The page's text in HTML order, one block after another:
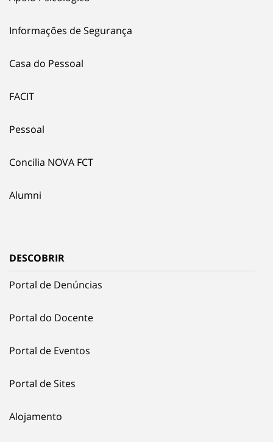
Informações de Segurança
Casa do Pessoal
FACIT
Pessoal
Concilia NOVA FCT
Alumni
DESCOBRIR
Portal de Denúncias
Portal do Docente
Portal de Eventos
Portal de Sites
Alojamento